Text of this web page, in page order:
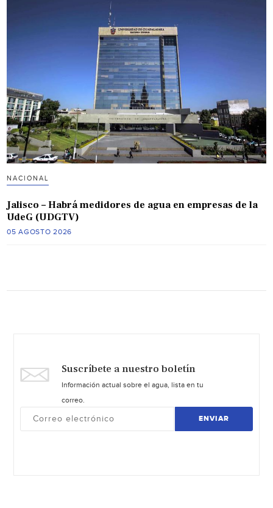
NACIONAL
Jalisco – Habrá medidores de agua en empresas de la
UdeG (UDGTV)
05 AGOSTO 2026
Suscríbete a nuestro boletín
Información actual sobre el agua, lista en tu
correo.
ENVIAR